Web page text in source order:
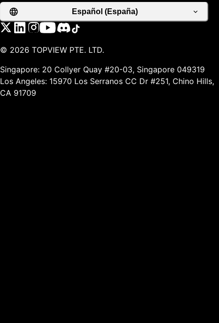
Español (España)
© 2026 TOPVIEW PTE. LTD.
Singapore: 20 Collyer Quay #20-03, Singapore 049319
Los Angeles: 15970 Los Serranos CC Dr #251, Chino Hills,
CA 91709